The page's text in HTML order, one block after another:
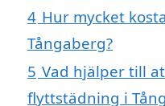
4 Hur mycket
Tångaberg?
5 Vad hjälper till
flyttstädning i